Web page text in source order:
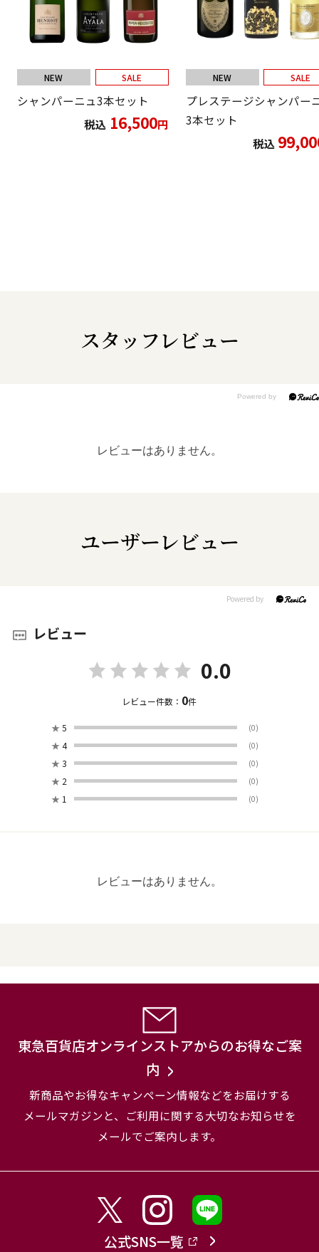
NEW SALE
シャンパーニュ3本セット
税込 16,500円
NEW SALE
プレステージシャンパー
3本セット
税込
スタッフレビュー
レビューはありません。
ユーザーレビュー
レビュー
0.0
レビュー件数： 0件
★ 5 (0)
★ 4 (0)
★ 3 (0)
★ 2 (0)
★ 1 (0)
レビューはありません。
東急百貨店オンラインストアからのお得なご案
内
新商品やお得なキャンペーン情報などをお届けする
メールマガジンと、
ご利用に関する大切なお知らせを
メールでご案内します。
公式SNS一覧